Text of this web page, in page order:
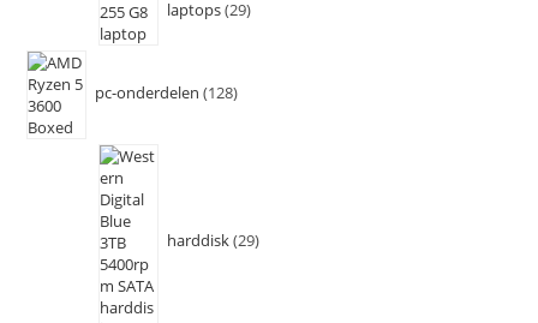
laptops 29
pc-onderdelen 128
harddisk 29